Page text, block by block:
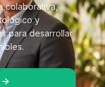
colaborativa,
y
para desarrollar